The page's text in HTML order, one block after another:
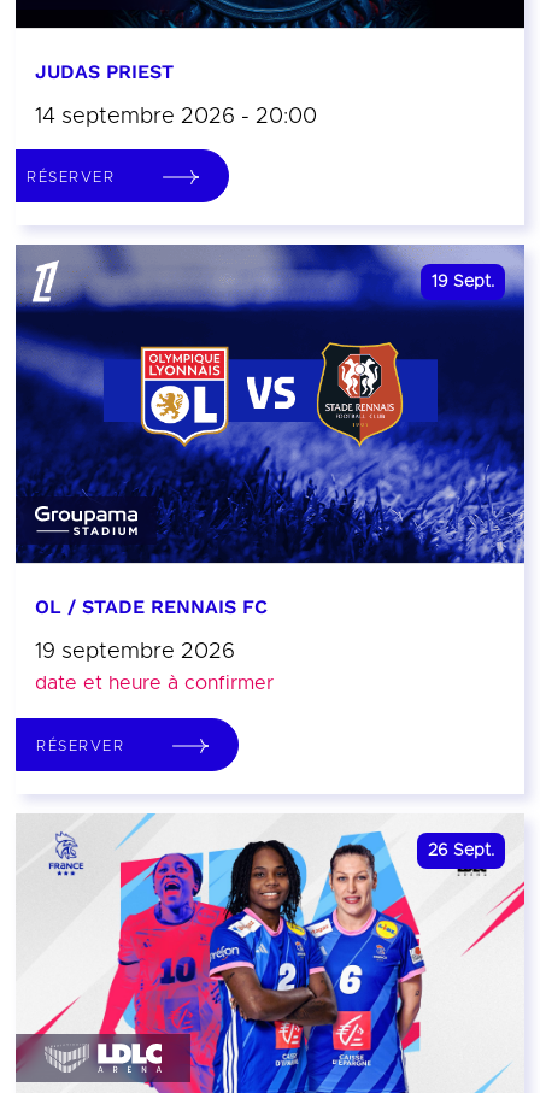
JUDAS PRIEST
14 septembre 2026 - 20:00
RÉSERVER
19 Sept.
OL / STADE RENNAIS FC
19 septembre 2026
date et heure à confirmer
RÉSERVER
26 Sept.